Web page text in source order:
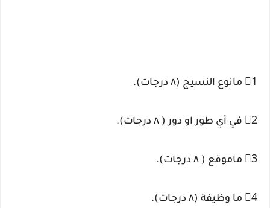
1⃣ مانوع النسيج (٨ درجات).
2⃣ في أي طور او دور ( ٨ درجات).
3⃣ ماموقع ( ٨ درجات).
4⃣ ما وظيفة (٨ درجات).